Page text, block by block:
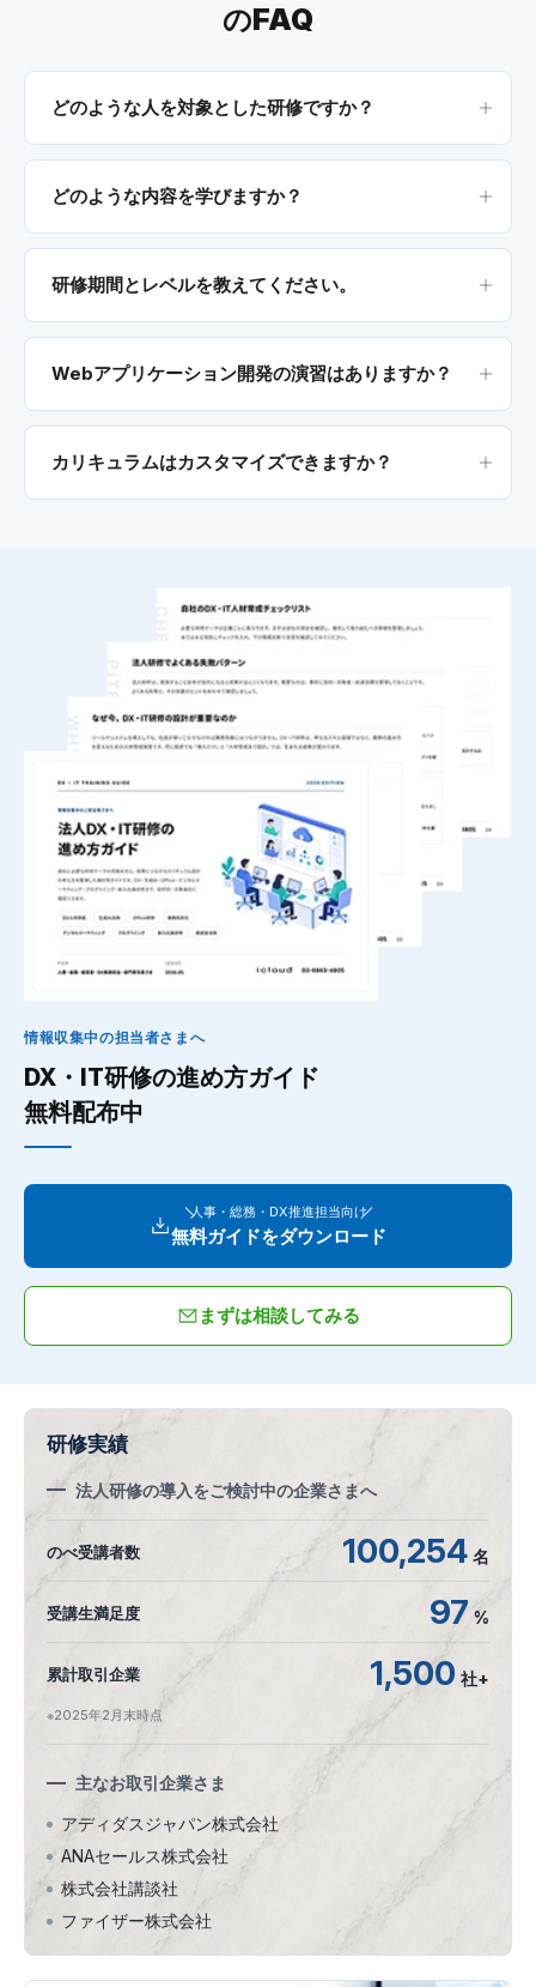
のFAQ
どのような人を対象とした研修ですか？
どのような内容を学びますか？
研修期間とレベルを教えてください。
Webアプリケーション開発の演習はありますか？
カリキュラムはカスタマイズできますか？
情報収集中の担当者さまへ
DX・IT研修の進め方ガイド
無料配布中
人事・総務・DX推進担当向け
無料ガイドをダウンロード
まずは相談してみる
研修実績
法人研修の導入をご検討中の企業さまへ
のべ受講者数 100,254 名
受講生満足度 97 %
累計取引企業 1,500 社+
※2025年2月末時点
主なお取引企業さま
アディダスジャパン株式会社
ANAセールス株式会社
株式会社講談社
ファイザー株式会社